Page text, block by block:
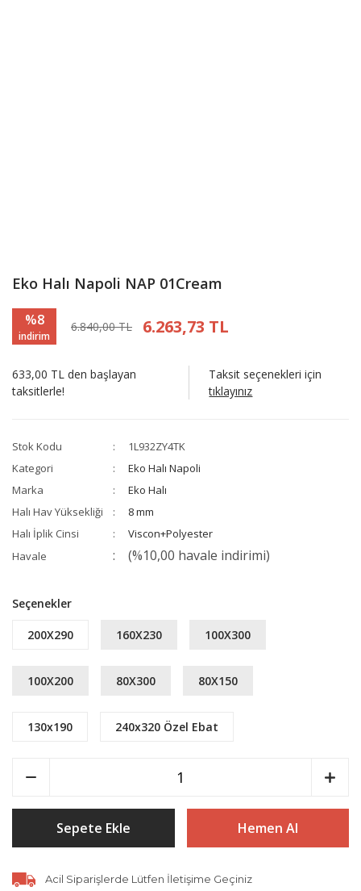
Eko Halı Napoli NAP 01Cream
%8
indirim
6.840,00 TL 6.263,73 TL
633,00 TL den başlayan
taksitlerle!
Taksit seçenekleri için
tıklayınız
Stok Kodu
1L932ZY4TK
Kategori
Eko Halı Napoli
Marka
Eko Halı
Halı Hav Yüksekliği
8 mm
Halı İplik Cinsi
Viscon+Polyester
Havale
(%10,00 havale indirimi)
Seçenekler
200X290 160X230 100X300
100X200 80X300 80X150
130x190 240x320 Özel Ebat
Sepete Ekle Hemen Al
Acil Siparişlerde Lütfen İletişime Geçiniz